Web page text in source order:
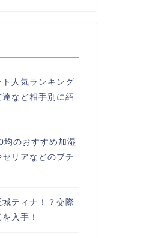
人気ランキング
など相手別に紹
均のおすすめ加湿
リアなどのプチ
ティナ！？交際
入手！